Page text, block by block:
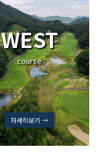
WEST
course
자세히보기 →